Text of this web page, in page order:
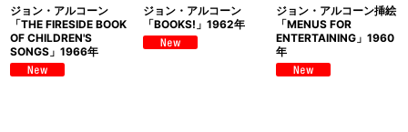
ジョン・アルコーン
「THE FIRESIDE BOOK
OF CHILDREN'S
SONGS」1966年
ジョン・アルコーン
「BOOKS!」1962年
ジョン・アルコーン挿絵
「MENUS FOR
ENTERTAINING」1960
年